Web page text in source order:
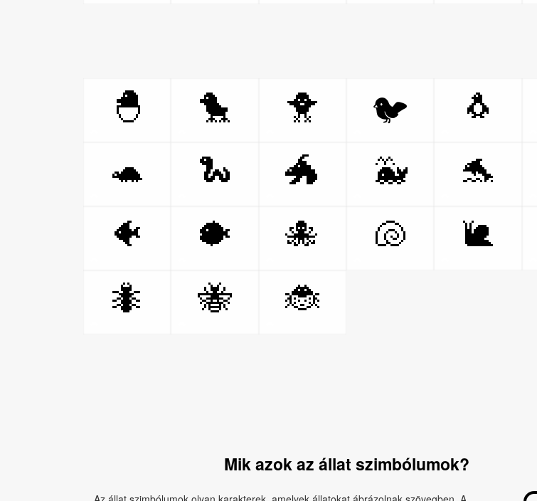
🐣 🐤 🐥 🐦 🐧
🐢
🐍 🐲 🐳 🐬
🐠
🐡 🐙 🐚 🐌
🐜
🐝 🐞
Mik azok az állat szimbólumok?